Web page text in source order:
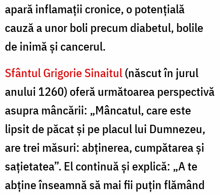
apară inflamații cronice, o potențială
cauză a unor boli precum diabetul, bolile
de inimă și cancerul.
Sfântul Grigorie Sinaitul(născut în jurul
anului 1260) oferă următoarea perspectivă
asupra mâncării: „Mâncatul, care este
lipsit de păcat și pe placul lui Dumnezeu,
are trei măsuri: abținerea, cumpătarea și
sațietatea”. El continuă și explică: „A te
abține înseamnă să mai fii puțin flămând